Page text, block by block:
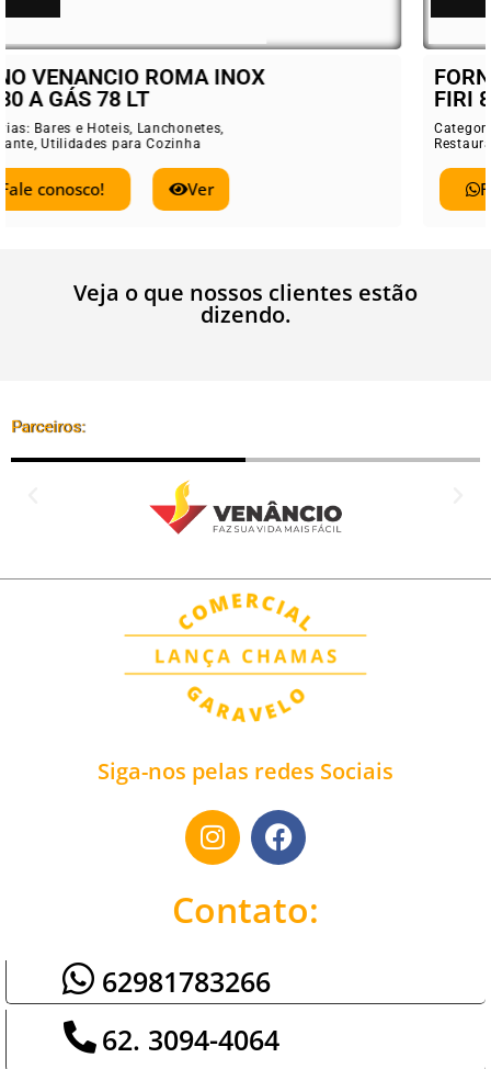
FORNO VENANCIO ROMA INOX
FIRI 80 ELÉTRICO 78 LT
Categorias:Bares e Hoteis
Restaurante,Utilidades para Cozinha
Fale conosco!
Veja o que nossos clientes estão
dizendo.
Parceiros:
Siga-nos pelas redes Sociais
Contato:
62981783266
62. 3094-4064